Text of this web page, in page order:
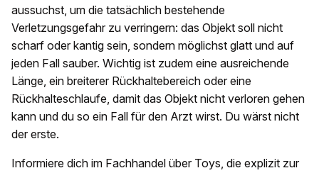
aussuchst, um die tatsächlich bestehende
Verletzungsgefahr zu verringern: das Objekt soll nicht
scharf oder kantig sein, sondern möglichst glatt und auf
jeden Fall sauber. Wichtig ist zudem eine ausreichende
Länge, ein breiterer Rückhaltebereich oder eine
Rückhalteschlaufe, damit das Objekt nicht verloren gehen
kann und du so ein Fall für den Arzt wirst. Du wärst nicht
der erste.
Informiere dich im Fachhandel über Toys, die explizit zur